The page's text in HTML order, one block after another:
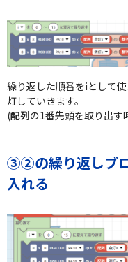
繰り返した順番をiとして使
灯していきます。
(配列の1番先頭を取り出す
③②の繰り返しブ
入れる